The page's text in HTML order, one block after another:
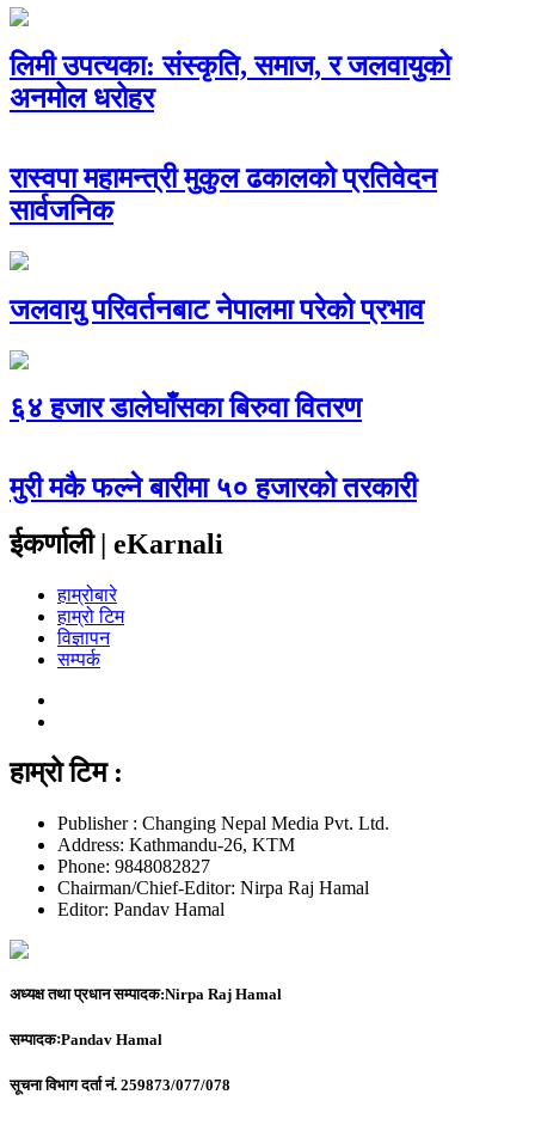
लिमी उपत्यका: संस्कृति, समाज, र जलवायुको
अनमोल धरोहर
रास्वपा महामन्त्री मुकुल ढकालको प्रतिवेदन
सार्वजनिक
जलवायु परिवर्तनबाट नेपालमा परेको प्रभाव
६४ हजार डालेघाँसका बिरुवा वितरण
मुरी मकै फल्ने बारीमा ५० हजारको तरकारी
ईकर्णाली | eKarnali
हाम्रोबारे
हाम्रो टिम
विज्ञापन
सम्पर्क
हाम्रो टिम :
Publisher : Changing Nepal Media Pvt. Ltd.
Address: Kathmandu-26, KTM
Phone: 9848082827
Chairman/Chief-Editor: Nirpa Raj Hamal
Editor: Pandav Hamal
अध्यक्ष तथा प्रधान सम्पादक:Nirpa Raj Hamal
सम्पादकःPandav Hamal
सूचना विभाग दर्ता नं. 259873/077/078